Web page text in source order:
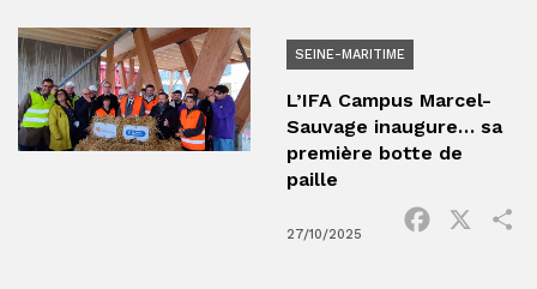
SEINE-MARITIME
L’IFA Campus Marcel-
Sauvage inaugure… sa
première botte de
paille
27/10/2025
Facebook